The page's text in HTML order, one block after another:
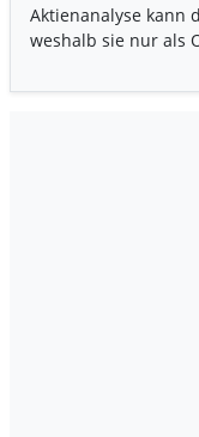
Aktienanalyse kann
weshalb sie nur als